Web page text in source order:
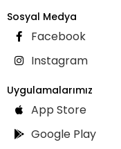
Sosyal Medya
Facebook
Instagram
Uygulamalarımız
App Store
Google Play